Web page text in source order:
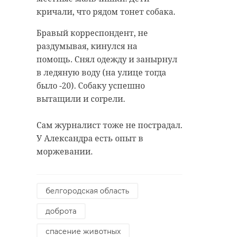
кричали, что рядом тонет собака.
Бравый корреспондент, не
раздумывая, кинулся на
помощь. Снял одежду и занырнул
в ледяную воду (на улице тогда
было -20). Собаку успешно
вытащили и согрели.
Сам журналист тоже не пострадал.
У Александра есть опыт в
моржевании.
белгородская область
доброта
спасение животных